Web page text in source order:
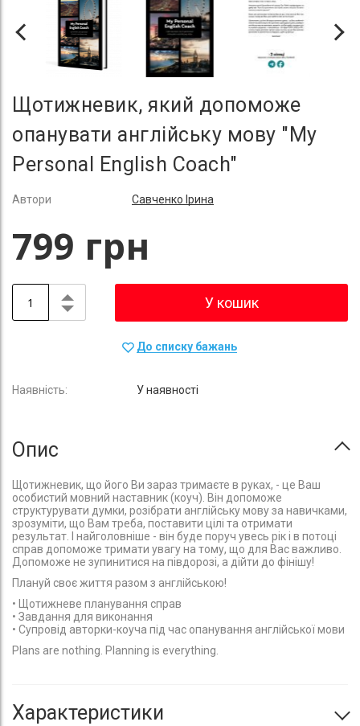
Щотижневик, який допоможе
опанувати англійську мову "My
Personal English Coach"
Автори Савченко Ірина
799 грн
У кошик
До списку бажань
У наявності
Опис
Щотижневик, що його Ви зараз тримаєте в руках, - це Ваш
особистий мовний наставник (коуч). Він допоможе
структурувати думки, розібрати англійську мову за навичками,
зрозуміти, що Вам треба, поставити цілі та отримати
результат. І найголовніше - він буде поруч увесь рік і в потоці
справ допоможе тримати увагу на тому, що для Вас важливо.
Допоможе не зупинитися на півдорозі, а дійти до фінішу!
Плануй своє життя разом з англійською!
• Щотижневе планування справ
• Завдання для виконання
• Супровід авторки-коуча під час опанування англійської мови
Plans are nothing. Planning is everything.
Характеристики